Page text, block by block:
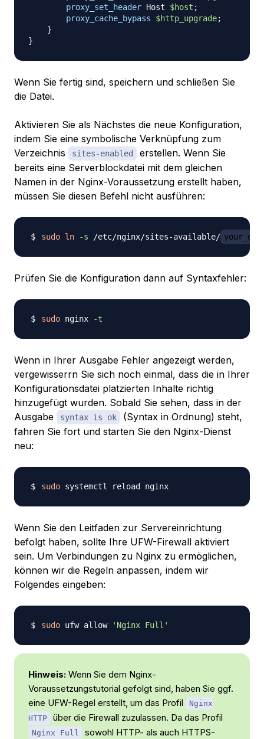
proxy_set_header Host $host ;
proxy_cache_bypass
$http_upgrade;
}
}
Wenn Sie fertig sind, speichern und schließen Sie
die Datei.
Aktivieren Sie als Nächstes die neue Konfiguration,
indem Sie eine symbolische Verknüpfung zum
Verzeichnis
sites-enabled
erstellen. Wenn Sie
bereits eine Serverblockdatei mit dem gleichen
Namen in der Nginx-Voraussetzung erstellt haben,
müssen Sie diesen Befehl nicht ausführen:
sudo ln -s /etc/nginx/sites-available/
Prüfen Sie die Konfiguration dann auf Syntaxfehler:
sudo nginx -t
Wenn in Ihrer Ausgabe Fehler angezeigt werden,
vergewisserrn Sie sich noch einmal, dass die in Ihrer
Konfigurationsdatei platzierten Inhalte richtig
hinzugefügt wurden. Sobald Sie sehen, dass in der
Ausgabe
syntax is ok
(Syntax in Ordnung) steht,
fahren Sie fort und starten Sie den Nginx-Dienst
neu:
sudo
Wenn Sie den Leitfaden zur Servereinrichtung
befolgt haben, sollte Ihre UFW-Firewall aktiviert
sein. Um Verbindungen zu Nginx zu ermöglichen,
können wir die Regeln anpassen, indem wir
Folgendes eingeben:
sudo ufw allow 'Nginx Full'
Hinweis: Wenn Sie dem Nginx-
Voraussetzungstutorial gefolgt sind, haben Sie ggf.
eine UFW-Regel erstellt, um das Profil
Nginx
HTTP
über die Firewall zuzulassen. Da das Profil
Nginx Full
sowohl HTTP- als auch HTTPS-